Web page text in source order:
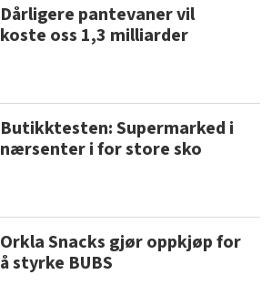
Dårligere pantevaner vil
koste oss 1,3 milliarder
Butikktesten: Supermarked i
nærsenter i for store sko
Orkla Snacks gjør oppkjøp for
å styrke BUBS